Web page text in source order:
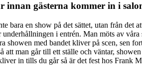
innan gästerna kommer in i
bara en show på det sättet, utan från det
i entrén. Man möts av
showen med bandet kliver på scen, sen
att man går till ett ställe och väntar,
in tills du går så är det fest hos Frank